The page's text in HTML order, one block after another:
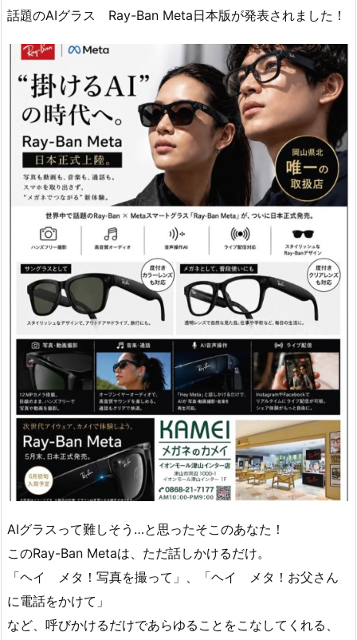
話題のAIグラス Ray-Ban Meta日本版が発表されました！
AIグラスって難しそう…と思ったそこのあなた！
このRay-Ban Metaは、ただ話しかけるだけ。
「ヘイ メタ！写真を撮って」、「ヘイ メタ！お父さん
に電話をかけて」
など、呼びかけるだけであらゆることをこなしてくれる、